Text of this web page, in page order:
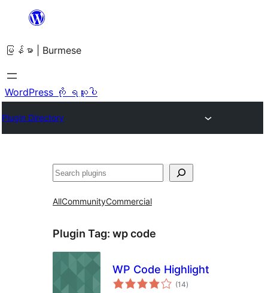
အကြောင်းအရာ
ကျော်သွား
ရန်
မြန်မာ | Burmese
WordPress ကို ရယူပါ
Plugin Directory
ရှာ
AllCommunityCommercial
Plugin Tag: wp code
WP Code Highlight
(14total
ratings
)